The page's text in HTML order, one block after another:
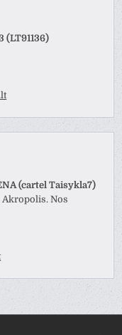
(LT91136)
(cartel Taisykla7)
Akropolis. Nos